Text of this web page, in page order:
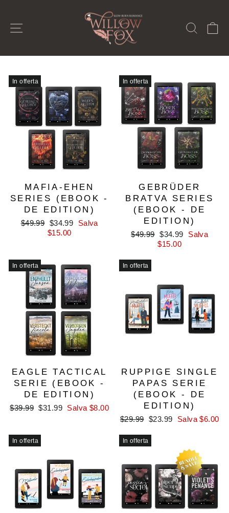
NAVIGAZIONE DEL SITO
In offerta
MAFIA-EHEN
SERIES (EBOOK -
DE EDITION)
Prezzo
$49.99 Prezzo
scontato
$34.99
Salva
$15.00
In offerta
GEBRÜDER
BRATVA SERIES
(EBOOK - DE
EDITION)
Prezzo
$49.99 Prezzo
scontato
$34.99
Salva
$15.00
In offerta
EAGLE TACTICAL
SERIE (EBOOK -
DE EDITION)
Prezzo
$39.99 Prezzo
$31.99 Salva $8.00
In offerta
RUPPIGE SINGLE
PAPAS SERIE
(EBOOK - DE
EDITION)
Prezzo
listino
$29.99 Prezzo
$23.99 Salva $6.00
In offerta In offerta